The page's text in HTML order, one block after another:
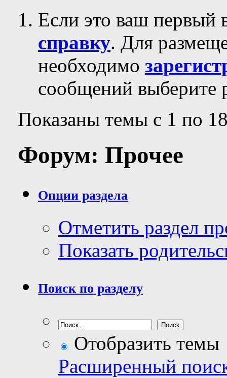
Если это ваш первый
справку. Для
необходимо
сообщений выберите
Показаны темы с 1 по
Форум: Прочее
Опции раздела
Отметить раздел
Показать
Поиск по разделу
Отобразить темы
Расширенный